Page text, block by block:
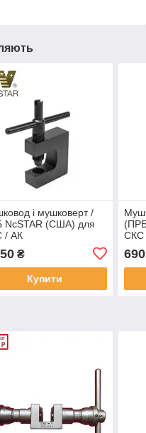
і мушковерт /
NcSTAR (США) для
/ АК
₴
Купити
СКС
690